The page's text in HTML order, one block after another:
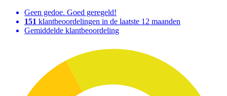
Geen gedoe. Goed geregeld!
151 klantbeoordelingen in de laatste 12 maanden
Gemiddelde klantbeoordeling